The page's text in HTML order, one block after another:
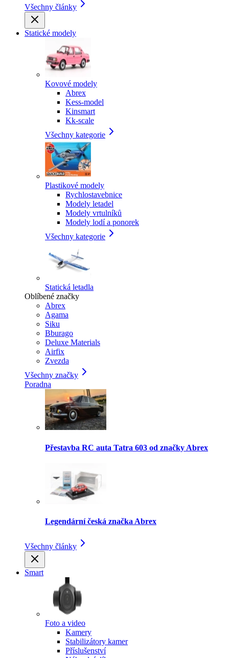
Všechny články
Statické modely
Kovové modely
Abrex
Kess-model
Kinsmart
Kk-scale
Všechny kategorie
Plastikové modely
Rychlostavebnice
Modely letadel
Modely vrtulníků
Modely lodí a ponorek
Všechny kategorie
Statická letadla
Oblíbené značky
Abrex
Agama
Siku
Bburago
Deluxe Materials
Airfix
Zvezda
Všechny značky
Poradna
Přestavba RC auta Tatra 603 od značky Abrex
Legendární česká značka Abrex
Všechny články
Smart
Foto a video
Kamery
Stabilizátory kamer
Příslušenství